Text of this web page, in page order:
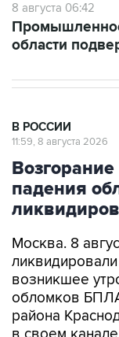
8 августа 06:42
области
В РОССИИ
11:59, 8 августа 2026
падения
Москва. 8
возникшее
обломков
района